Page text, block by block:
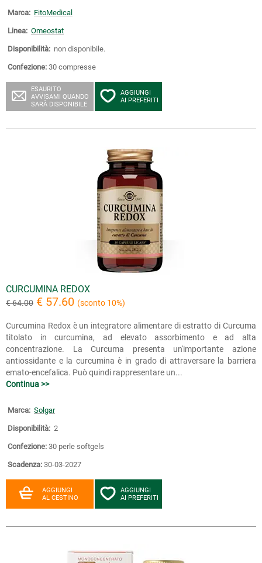
Marca: FitoMedical
Linea: Omeostat
Disponibilità: non disponibile.
Confezione: 30 compresse
ESAURITO
AVVISAMI QUANDO
SARÀ DISPONIBILE
AGGIUNGI
AI PREFERITI
CURCUMINA REDOX
€ 64.00 € 57.60 (sconto 10%)
Curcumina Redox è un integratore alimentare di estratto di Curcuma
titolato in curcumina, ad elevato assorbimento e ad alta
concentrazione. La Curcuma presenta un'importante azione
antiossidante e la curcumina è in grado di attraversare la barriera
emato-encefalica. Può quindi rappresentare un...
Continua >>
Marca: Solgar
Disponibilità: 2
Confezione: 30 perle softgels
Scadenza: 30-03-2027
AGGIUNGI
AL CESTINO
AGGIUNGI
AI PREFERITI